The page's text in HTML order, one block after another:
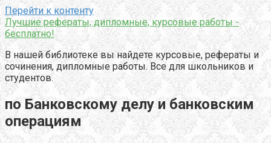
Перейти к контенту
Лучшие рефераты, дипломные, курсовые работы -
бесплатно!
В нашей библиотеке вы найдете курсовые, рефераты и
сочинения, дипломные работы. Все для школьников и
студентов.
по Банковскому делу и банковским
операциям